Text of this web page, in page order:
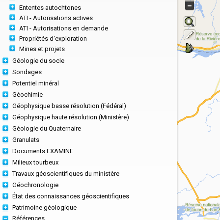
Ententes autochtones
ATI - Autorisations actives
ATI - Autorisations en demande
Propriétés d'exploration
Mines et projets
Géologie du socle
Sondages
Potentiel minéral
Géochimie
Géophysique basse résolution (Fédéral)
Géophysique haute résolution (Ministère)
Géologie du Quaternaire
Granulats
Documents EXAMINE
Milieux tourbeux
Travaux géoscientifiques du ministère
Géochronologie
État des connaissances géoscientifiques
Patrimoine géologique
Références